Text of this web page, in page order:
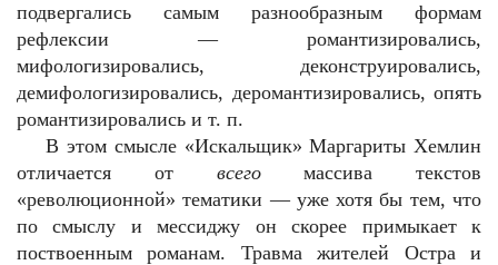
подвергались самым разнообразным формам
рефлексии — романтизировались,
мифологизировались, деконструировались,
демифологизировались, деромантизировались, опять
романтизировались и т. п.
В этом смысле «Искальщик» Маргариты Хемлин
отличается от всегомассива текстов
«революционной» тематики — уже хотя бы тем, что
по смыслу и мессиджу он скорее примыкает к
поствоенным романам. Травма жителей Остра и